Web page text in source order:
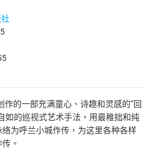
的一部充满童心、诗趣和灵感的“回
如的巡视式艺术手法，用最稚拙和纯
为呼兰小城作传，为这里各种各样
。